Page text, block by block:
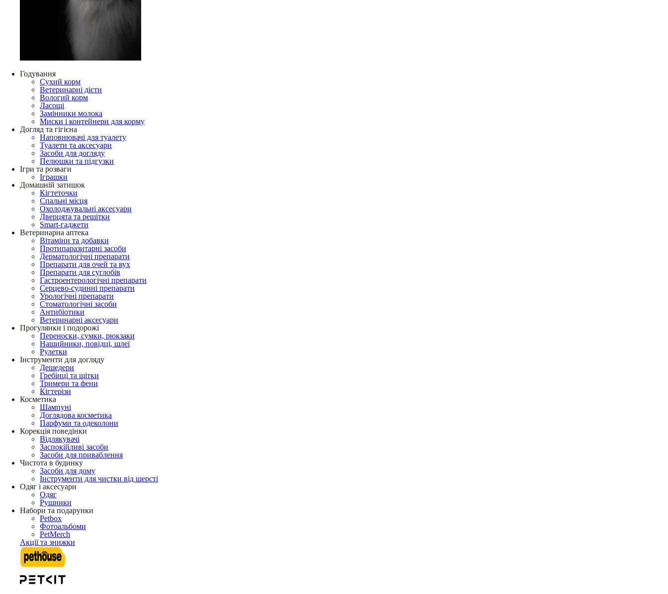
Годування
Сухий корм
Ветеринарні дієти
Вологий корм
Ласощі
Замінники молока
Миски і контейнери для корму
Догляд та гігієна
Наповнювачі для туалету
Туалети та аксесуари
Засоби для догляду
Пелюшки та підгузки
Ігри та розваги
Іграшки
Домашній затишок
Кігтеточки
Спальні місця
Охолоджувальні аксесуари
Дверцята та решітки
Smart-гаджети
Ветеринарна аптека
Вітаміни та добавки
Протипаразитарні засоби
Дерматологічні препарати
Препарати для очей та вух
Препарати для суглобів
Гастроентерологічні препарати
Серцево-судинні препарати
Урологічні препарати
Стоматологічні засоби
Антибіотики
Ветеринарні аксесуари
Прогулянки і подорожі
Переноски, сумки, рюкзаки
Нашийники, повідці, шлеї
Рулетки
Інструменти для догляду
Дешедери
Гребінці та щітки
Тримери та фени
Кігтерізи
Косметика
Шампуні
Доглядова косметика
Парфуми та одеколони
Корекція поведінки
Відлякувачі
Заспокійливі засоби
Засоби для приваблення
Чистота в будинку
Засоби для дому
Інструменти для чистки від шерсті
Одяг і аксесуари
Одяг
Рушники
Набори та подарунки
Petbox
Фотоальбоми
PetMerch
Акції та знижки